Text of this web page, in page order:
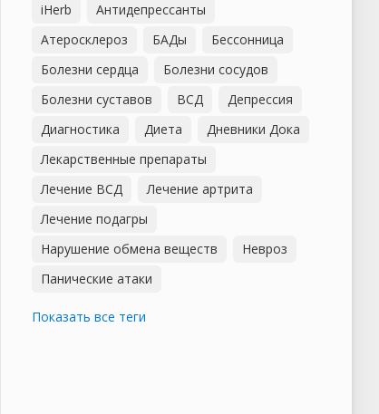
iHerb
Антидепрессанты
Атеросклероз
БАДы
Бессонница
Болезни сердца
Болезни сосудов
Болезни суставов
ВСД
Депрессия
Диагностика
Диета
Дневники Дока
Лекарственные препараты
Лечение ВСД
Лечение артрита
Лечение подагры
Нарушение обмена веществ
Невроз
Панические атаки
Показать все теги